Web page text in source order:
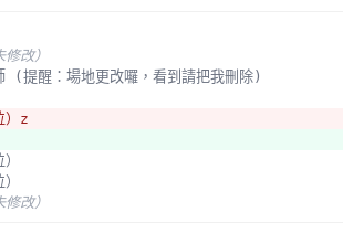
改）
(提醒：場地更改囉，看到請把我刪除)
）z
改）